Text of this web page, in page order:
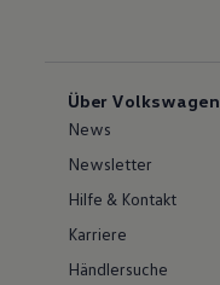
Über Volkswagen
News
Newsletter
Hilfe & Kontakt
Karriere
Händlersuche